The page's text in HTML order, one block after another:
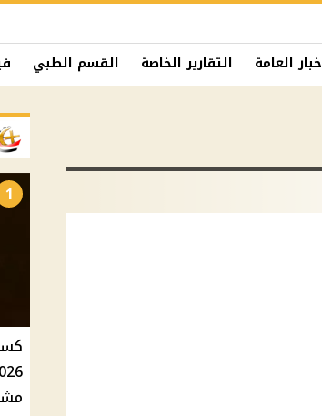
العامة التقارير الخاصة القسم الطبي
1